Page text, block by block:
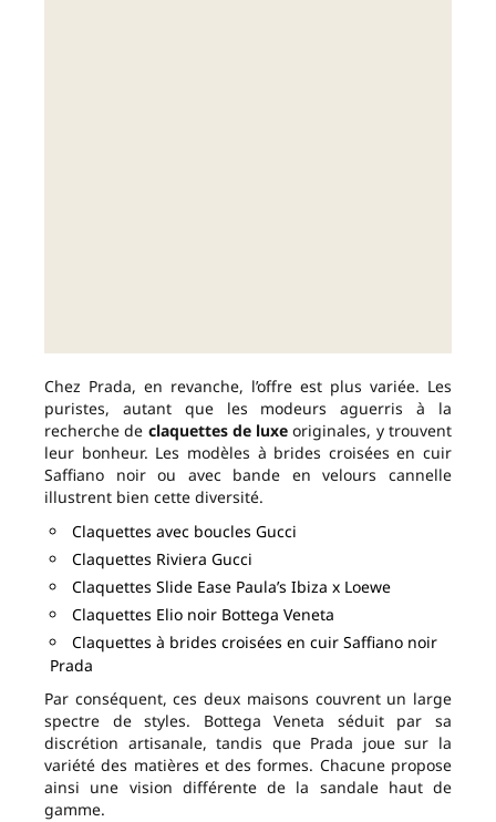
Chez Prada, en revanche, l’offre est plus variée. Les
puristes, autant que les modeurs aguerris à la
recherche de claquettes de luxe originales, y trouvent
leur bonheur. Les modèles à brides croisées en cuir
Saffiano noir ou avec bande en velours cannelle
illustrent bien cette diversité.
Claquettes avec boucles Gucci
Claquettes Riviera Gucci
Claquettes Slide Ease Paula’s Ibiza x Loewe
Claquettes Elio noir Bottega Veneta
Claquettes à brides croisées en cuir Saffiano noir
Prada
Par conséquent, ces deux maisons couvrent un large
spectre de styles. Bottega Veneta séduit par sa
discrétion artisanale, tandis que Prada joue sur la
variété des matières et des formes. Chacune propose
ainsi une vision différente de la sandale haut de
gamme.